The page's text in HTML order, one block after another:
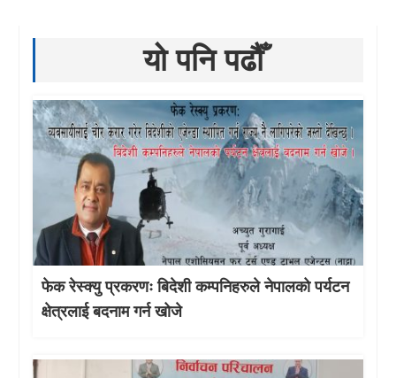
यो पनि पढौँ
फेक रेस्क्यु प्रकरणः बिदेशी कम्पनिहरुले नेपालको पर्यटन
क्षेत्रलाई बदनाम गर्न खोजे